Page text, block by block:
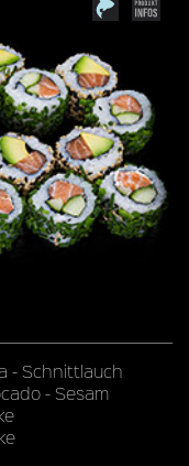
- Schnittlauch
- Sesam